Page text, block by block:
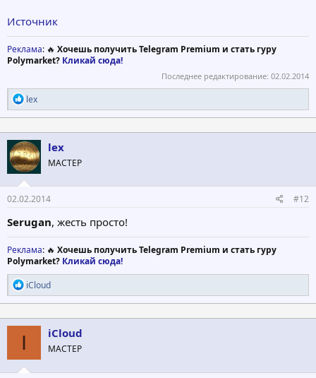
Источник
Реклама: 🔥 Хочешь получить Telegram Premium и стать гуру
Polymarket? Кликай сюда!
Последнее редактирование: 02.02.2014
Р
е
а
к
ц
и
и
:
lex
lex
МАСТЕР
02.02.2014 #12
Serugan, жесть просто!
Реклама: 🔥 Хочешь получить Telegram Premium и стать гуру
Polymarket? Кликай сюда!
Р
е
а
к
ц
:
iCloud
I iCloud
МАСТЕР